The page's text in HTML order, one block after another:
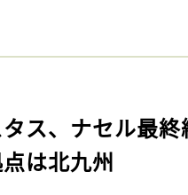
タス、ナセル最
は北九州